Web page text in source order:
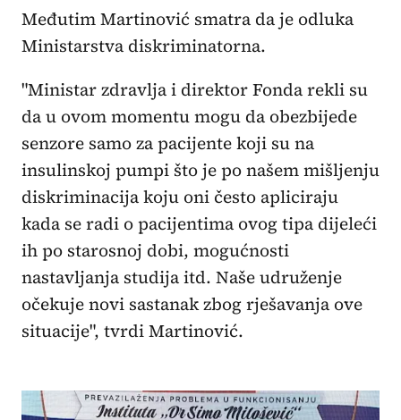
Međutim Martinović smatra da je odluka
Ministarstva diskriminatorna.
"Ministar zdravlja i direktor Fonda rekli su
da u ovom momentu mogu da obezbijede
senzore samo za pacijente koji su na
insulinskoj pumpi što je po našem mišljenju
diskriminacija koju oni često apliciraju
kada se radi o pacijentima ovog tipa dijeleći
ih po starosnoj dobi, mogućnosti
nastavljanja studija itd. Naše udruženje
očekuje novi sastanak zbog rješavanja ove
situacije", tvrdi Martinović.